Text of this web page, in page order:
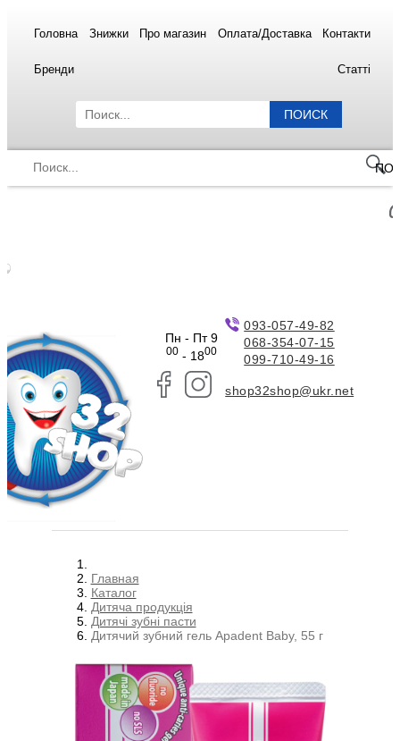
Головна Знижки Про магазин Оплата/Доставка Контакти
Бренди Статті
ПОИСК
Пн - Пт 9
00- 1800
093-057-49-82
068-354-07-15
099-710-49-16
shop32shop@ukr.net
Главная
Каталог
Дитяча продукція
Дитячі зубні пасти
Дитячий зубний гель Apadent Baby, 55 г